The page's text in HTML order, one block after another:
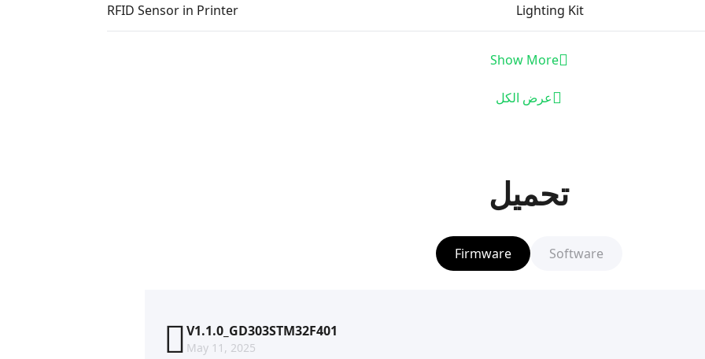
RFID Sensor in Printer Lighting Kit
Show More
عرض الكل
تحميل
Firmware Software
V1.1.0_GD303STM32F401
May 11, 2025